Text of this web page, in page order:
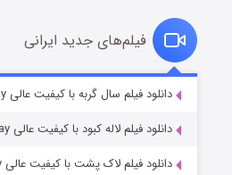
قسمت۷ (زیرنویس)
فیلم‌های جدید ایرانی
دانلود فیلم سال گربه با کیفیت عالی BluRay
دانلود فیلم لاله کبود با کیفیت عالی BluRay
دانلود فیلم لاک پشت با کیفیت عالی BluRay